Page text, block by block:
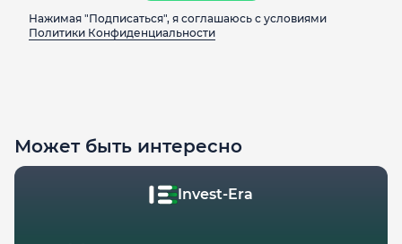
Нажимая "Подписаться", я соглашаюсь с условиями
Политики Конфиденциальности
Может быть интересно
Invest-Era